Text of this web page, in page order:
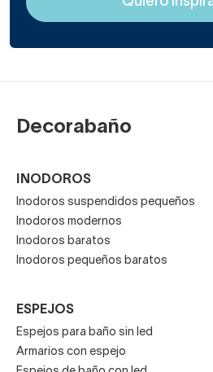
Decorabaño
INODOROS
Inodoros suspendidos pequeños
Inodoros modernos
Inodoros baratos
Inodoros pequeños baratos
ESPEJOS
Espejos para baño sin led
Armarios con espejo